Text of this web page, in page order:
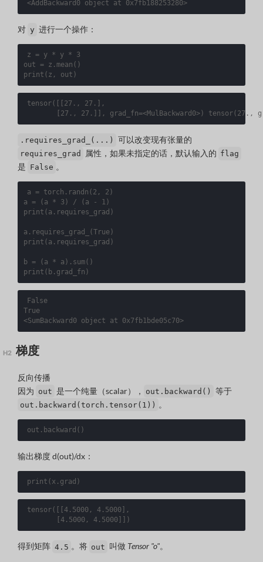
<AddBackward0 object at 0x7fb188253280>
对 y 进行一个操作：
z = y * y *
3
out = z . mean ()
print ( z , out )
tensor([[ 27., 27. ] ,
[ 27., 27. ]] , grad_fn=<MulBackward0>) tensor( 27.,
.requires_grad_(...) 可以改变现有张量的
requires_grad 属性，如果未指定的话，默认输入的 flag
是 False 。
a = torch . randn ( 2 , 2 )
a = ( a * 3 ) / ( a - 1)
print ( a . requires_grad )
a . requires_grad_ (True)
print ( a . requires_grad )
b = ( a * a ) . sum()
print ( b . grad_fn )
False
True
梯度
反向传播
因为 out 是一个纯量（scalar）， out.backward() 等于
out.backward(torch.tensor(1)) 。
out . backward ()
输出梯度d(out)/dx ：
print ( x . grad )
tensor([[ 4.5000, 4.5000]
,
4.5000, 4.5000 ]])
得到矩阵 4.5 。将 out 叫做 Tensor "o"。